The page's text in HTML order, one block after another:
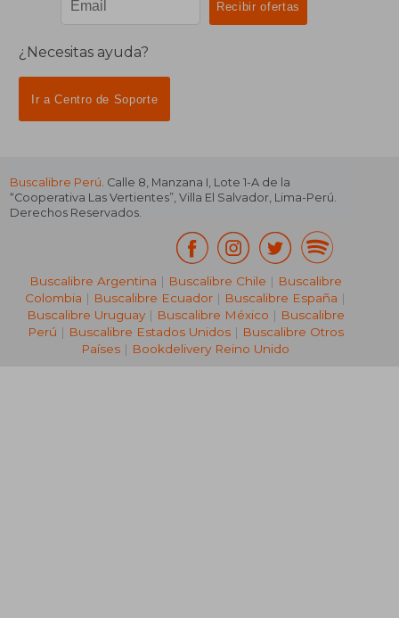
¿Necesitas ayuda?
Ir a Centro de Soporte
Buscalibre Perú. Calle 8, Manzana I, Lote 1-A de la
“Cooperativa Las Vertientes”, Villa El Salvador, Lima-Perú.
Derechos Reservados.
Buscalibre Argentina | Buscalibre Chile | Buscalibre
Colombia | Buscalibre Ecuador | Buscalibre España |
Buscalibre Uruguay| Buscalibre México | Buscalibre
Perú | Buscalibre Estados Unidos| Buscalibre Otros
Países | Bookdelivery Reino Unido